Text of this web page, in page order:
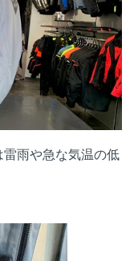
雨や急な気温の低